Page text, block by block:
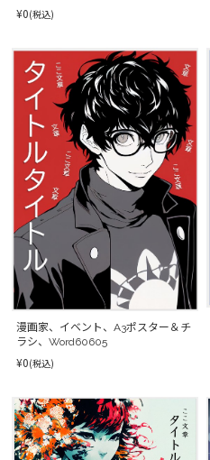
¥0(税込)
漫画家、イベント、A3ポスター＆チ
ラシ、Word60605
¥0(税込)